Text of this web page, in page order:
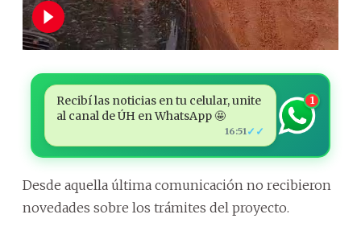
Recibí las noticias en tu celular, unite
al canal de ÚH en WhatsApp 🤩
16:51✓✓
1
Desde aquella última comunicación no recibieron
novedades sobre los trámites del proyecto.